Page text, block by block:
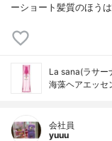
ーショート髪質のほう
La sana(ラサー
海藻ヘアエッセ
会社員
yuuu